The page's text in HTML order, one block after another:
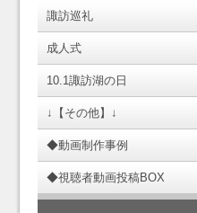
諏訪巡礼
成人式
10.1諏訪湖の日
↓【その他】↓
◆動画制作事例
◆視聴者動画投稿BOX